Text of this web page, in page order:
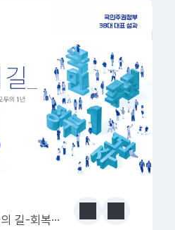
국민이 만든 대전환의 길-회복과 도약, 모두의 1년 이전 다음